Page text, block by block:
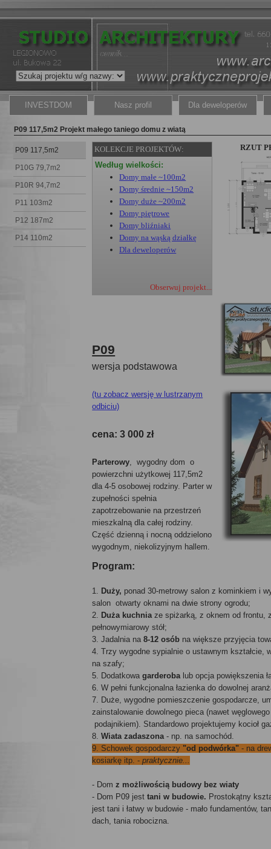
INVESTDOM Nasz profil Dla deweloperów
P09 117,5m2 Projekt małego taniego domu z wiatą
P09 117,5m2
P10G 79,7m2
P10R 94,7m2
P11 103m2
P12 187m2
P14 110m2
KOLEKCJE PROJEKTÓW:
Według wielkości:
Domy małe ~100m2
Domy średnie ~150m2
Domy duże ~200m2
Domy piętrowe
Domy bliźniaki
Domy na wąską działkę
Dla deweloperów
Obserwuj projekt...
RZUT
P09
wersja podstawowa
(tu zobacz wersję w lustrzanym
odbiciu)
cena: 3 000 zł
Parterowy, wygodny dom o
powierzchni użytkowej 117,5m2
dla 4-5 osobowej rodziny. Parter w
zupełności spełnia
zapotrzebowanie na przestrzeń
mieszkalną dla całej rodziny.
Część dzienną i nocną oddzielono
wygodnym, niekolizyjnym hallem.
Program:
1. Duży, ponad 30-metrowy salon z kominkiem i
salon otwarty oknami na dwie strony ogrodu;
2. Duża kuchniaze spiżarką, z oknem od frontu,
pełnowymiarowy stół;
3. Jadalnia na8-12 osób na większe przyjęcia
4. Trzy wygodne sypialnie o ustawnym kształcie,
na szafy;
5. Dodatkowagarderoba lub opcja powiększenia
6. W pełni funkcjonalna łazienka do dowolnej
7. Duże, wygodne pomieszczenie gospodarcze,
zainstalowanie dowolnego pieca (nawet
podajnikiem). Standardowo projektujemy kocioł
8.Wiata zadaszona- np. na samochód.
9. Schowek gospodarczy "od podwórka" - na
kosiarkę itp. -praktycznie...
- Domz możliwością budowy bez wiaty
- Dom P09 jesttani w budowie. Prostokątny
jest tani i łatwy w budowie - mało fundamentów,
dach, tania robocizna.